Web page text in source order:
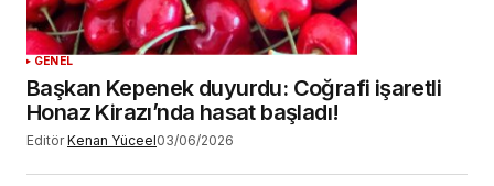
GENEL
Başkan Kepenek duyurdu: Coğrafi işaretli
Honaz Kirazı’nda hasat başladı!
Editör Kenan Yüceel03/06/2026